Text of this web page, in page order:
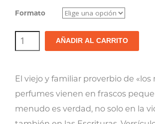
Formato
El
Desconocido
Muy
AÑADIR AL CARRITO
El viejo y familiar proverbio de «los
perfumes vienen en frascos
menudo es verdad, no solo en la